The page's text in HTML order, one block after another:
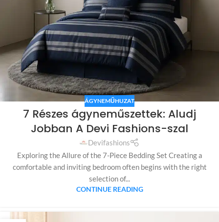
ÁGYNEMŰHUZAT
7 Részes ágyneműszettek: Aludj
Jobban A Devi Fashions-szal
Devifashions
Exploring the Allure of the 7-Piece Bedding Set Creating a
comfortable and inviting bedroom often begins with the right
selection of...
CONTINUE READING